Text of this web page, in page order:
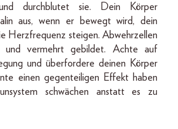
und durchblutet sie. Dein Körper
aus, wenn er bewegt wird, dein
Herzfrequenz steigen. Abwehrzellen
und vermehrt gebildet. Achte auf
und überfordere deinen Körper
einen gegenteiligen Effekt haben
schwächen anstatt es zu